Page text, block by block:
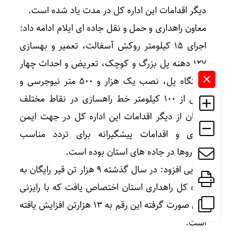
دیگر اقدامات این اداره کل در مدت یاد شده است.
معاون راهداری و حمل و نقل جاده ای ایلام ادامه داد:
اجرای ۱۵ کیلومتر روکش آسفالت، تعمیر و بهسازی
۱۲۷ دهنه پل بزرگ و کوچک، تعریض و احداث چهار
دستگاه پل، نصب یک هزار و ۵۰۰ متر نیوجرسی و
بیش از ۱۰۰ کیلومتر خط راهسازی در نقاط مختلف
استان از دیگر اقدامات این اداره کل در جهت ایمن
سازی و اقدامات پیشگیرانه برای تردد مناسب
خودروها در جاده های استان بوده است.
رضایی افزود: در سال گذشته ۹ هزار تن قیر رایگان به
اداره کل راهداری استان اختصاص یافت که با رایزنی
های صورت گرفته این رقم به ۱۳ هزارتن افزایش یافته
است.